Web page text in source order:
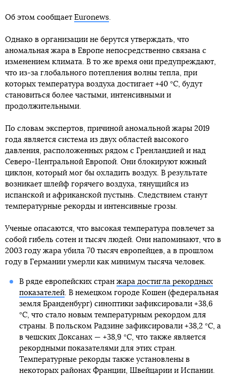
Об этом сообщает Euronews.
Однако в организации не берутся утверждать, что
аномальная жара в Европе непосредственно связана с
изменением климата. В то же время они предупреждают,
что из-за глобального потепления волны тепла, при
которых температура воздуха достигает +40 °C, будут
становиться более частыми, интенсивными и
продолжительными.
По словам экспертов, причиной аномальной жары 2019
года является система из двух областей высокого
давления, расположенных рядом с Гренландией и над
Северо-Центральной Европой. Они блокируют южный
циклон, который мог бы охладить воздух. В результате
возникает шлейф горячего воздуха, тянущийся из
испанской и африканской пустынь. Следствием станут
температурные рекорды и интенсивные грозы.
Ученые опасаются, что высокая температура повлечет за
собой гибель сотен и тысяч людей. Они напоминают, что в
2003 году жара убила 70 тысяч европейцев, а в прошлом
году в Германии умерли как минимум тысяча человек.
В ряде европейских стран жара достигла рекордных
показателей. В немецком городе Кошен (федеральная
земля Бранденбург) синоптики зафиксировали +38,6
°C, что стало новым температурным рекордом для
страны. В польском Радзине зафиксировали +38,2 °C, а
в чешских Доксанах — +38,9 °C, что также является
рекордными показателями для этих стран.
Температурные рекорды также установлены в
некоторых районах Франции, Швейцарии и Испании.